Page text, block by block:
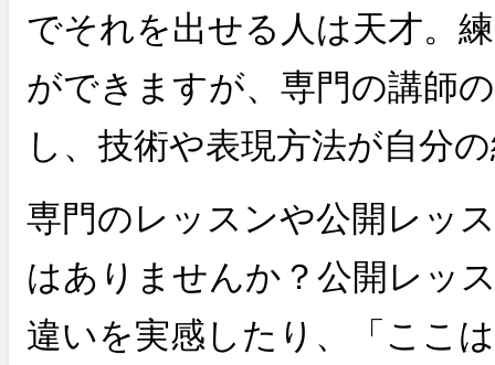
でそれを出せる人は天才。
ができますが、専門の講師
し、技術や表現方法が自分
専門のレッスンや公開レッ
はありませんか？公開レッ
違いを実感したり、「ここ